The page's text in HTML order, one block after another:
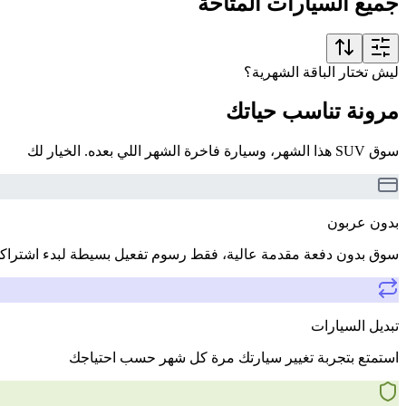
ليش تختار الباقة الشهرية؟
مرونة تناسب حياتك
سوق SUV هذا الشهر، وسيارة فاخرة الشهر اللي بعده. الخيار لك
بدون عربون
سوق بدون دفعة مقدمة عالية، فقط رسوم تفعيل بسيطة لبدء
تبديل السيارات
استمتع بتجربة تغيير سيارتك مرة كل شهر حسب احتياجك